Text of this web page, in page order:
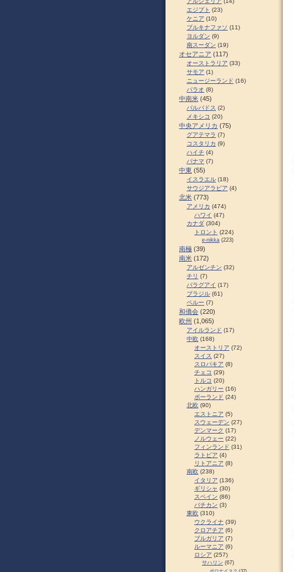
エジプト (23)
ケニア (10)
ブルキナファソ (11)
ヨルダン (9)
南スーダン (19)
オセアニア (117)
オーストラリア (33)
サモア (1)
ニュージーランド (16)
パラオ (8)
中南米 (45)
バルバドス (2)
メキシコ (20)
中央アメリカ (75)
グアテマラ (7)
コスタリカ (9)
ハイチ (4)
パナマ (7)
中東 (55)
イスラエル (18)
サウジアラビア (4)
北米 (773)
アメリカ (474)
ハワイ (47)
カナダ (304)
トロント (224)
e-nikka (223)
南極 (39)
南米 (172)
アルゼンチン (32)
チリ (7)
パラグアイ (17)
ブラジル (61)
ペルー (7)
和僑会 (220)
欧州 (1,065)
アイルランド (17)
中欧 (168)
オーストリア (72)
スイス (27)
スロパキア (8)
チェコ (29)
トルコ (20)
ハンガリー (16)
ポーランド (24)
北欧 (90)
エストニア (5)
スウェーデン (27)
デンマーク (17)
ノルウェー (22)
フィンランド (31)
ラトビア (4)
リトアニア (8)
南欧 (238)
イタリア (136)
ギリシャ (30)
スペイン (86)
バチカン (3)
東欧 (310)
ウクライナ (39)
クロアチア (6)
ブルガリア (7)
ルーマニア (6)
ロシア (257)
サハリン (67)
ポロナイスク (37)